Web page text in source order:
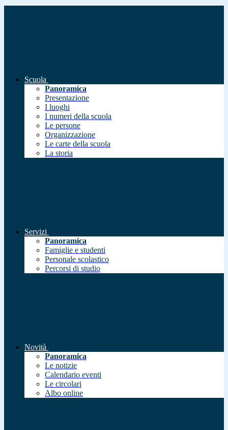
Scuola
Panoramica
Presentazione
I luoghi
I numeri della scuola
Le persone
Organizzazione
Le carte della scuola
La storia
Servizi
Panoramica
Famiglie e studenti
Personale scolastico
Percorsi di studio
Novità
Panoramica
Le notizie
Calendario eventi
Le circolari
Albo online